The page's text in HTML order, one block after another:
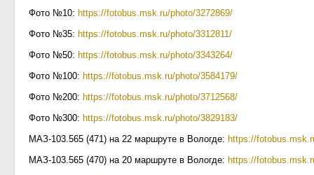
Фото №10: https://fotobus.msk.ru/photo/3272869/
Фото №35: https://fotobus.msk.ru/photo/3312811/
Фото №50: https://fotobus.msk.ru/photo/3343264/
Фото №100: https://fotobus.msk.ru/photo/3584179/
Фото №200: https://fotobus.msk.ru/photo/3712568/
Фото №300: https://fotobus.msk.ru/photo/3829183/
МАЗ-103.565 (471) на 22 маршруте в Вологде: https://
МАЗ-103.565 (470) на 20 маршруте в Вологде: https://